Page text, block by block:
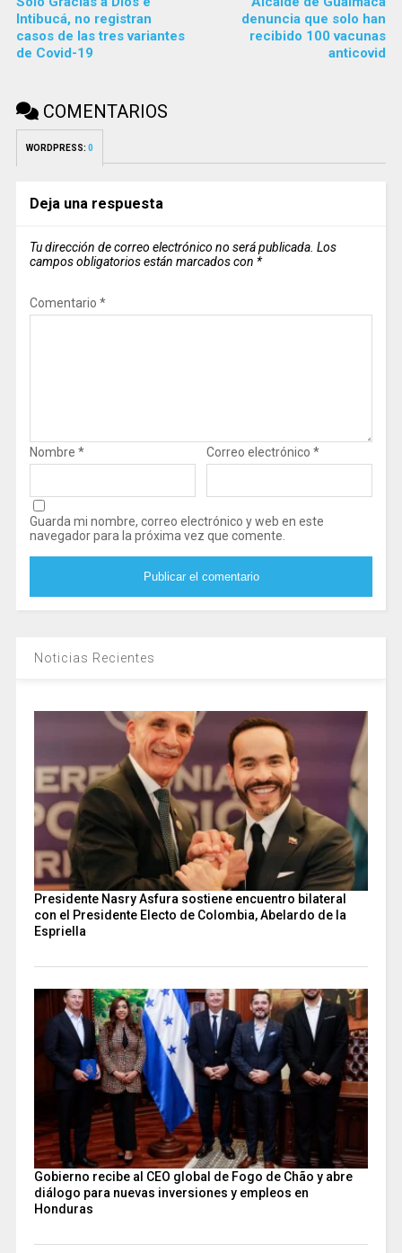
Intibucá, no registran
casos de las tres variantes
de Covid-19
denuncia que solo han
recibido 100 vacunas
anticovid
COMENTARIOS
WORDPRESS: 0
Deja una respuesta
Tu dirección de correo electrónico no será publicada. Los
campos obligatorios están marcados con *
Comentario *
Nombre * Correo electrónico *
Guarda mi nombre, correo electrónico y web en este
navegador para la próxima vez que comente.
Noticias Recientes
Presidente Nasry Asfura sostiene encuentro bilateral
con el Presidente Electo de Colombia, Abelardo de la
Espriella
Gobierno recibe al CEO global de Fogo de Chão y abre
diálogo para nuevas inversiones y empleos en
Honduras